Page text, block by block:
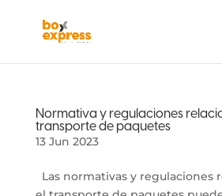
Normativa y regulaciones
transporte de paquetes
13 Jun 2023
Las normativas y regulaciones